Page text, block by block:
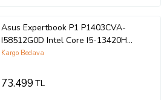
Asus Expertbook P1 P1403CVA-
I58512G0D Intel Core I5-13420H
40GB Ddr5 256GB SSD
UHD Taşınabilir Bilgisayar
Kargo Bedava
73.499TL